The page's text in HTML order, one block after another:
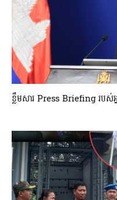
ខ្លឹមសារ Press Briefing របស់អ្